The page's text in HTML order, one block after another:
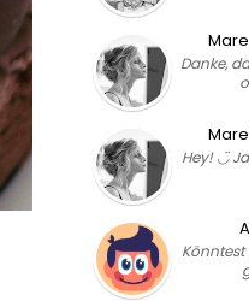
Danke,
Hey! ◡̈